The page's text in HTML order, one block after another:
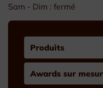
Sam - Dim : fermé
Produits
Awards sur